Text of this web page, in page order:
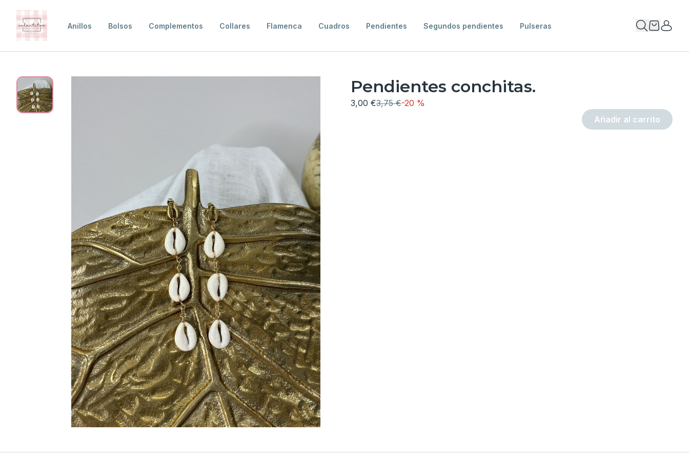
Anillos Bolsos Complementos Collares Flamenca Cuadros Pendientes Segundos pendientes Pulseras
Pendientes conchitas.
3,00 €3,75 €-20 %
Añadir al carrito